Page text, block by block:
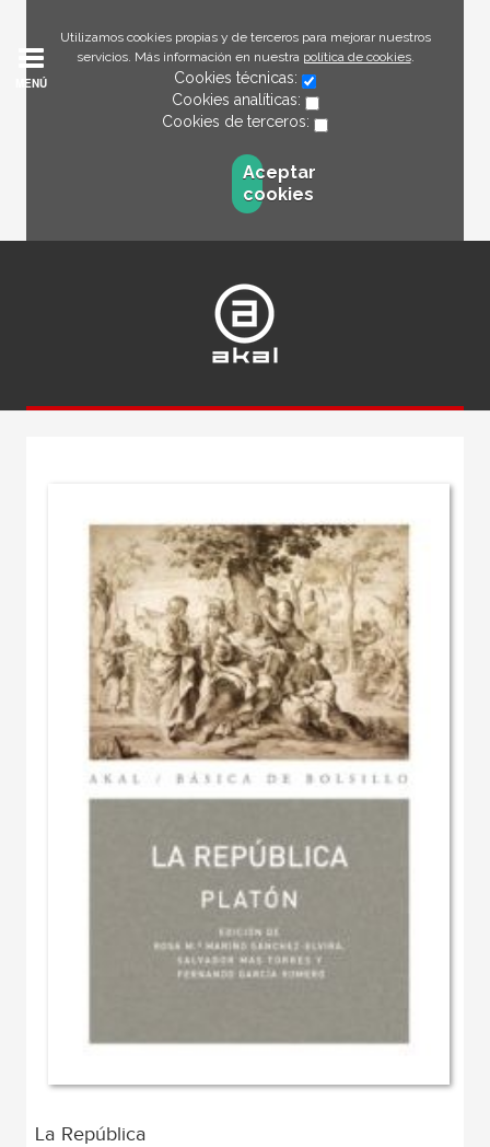
Utilizamos cookies propias y de terceros para mejorar nuestros
servicios. Más información en nuestra política de cookies.
Cookies técnicas:
Cookies analíticas:
Cookies de terceros:
Aceptar
cookies
MENÚ
La República